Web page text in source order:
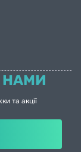
x 58 см
НАМИ
та акції